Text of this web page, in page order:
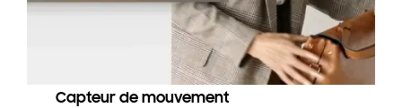
Capteur de mouvement